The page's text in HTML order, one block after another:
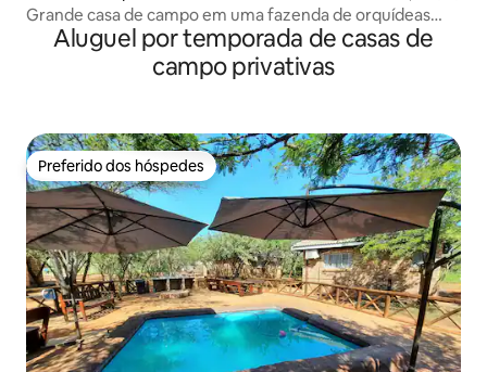
Grande casa de campo em uma fazenda de orquídeas
com jardim
Aluguel por temporada de casas de
campo privativas
Preferido dos hóspedes
Preferido dos hóspedes